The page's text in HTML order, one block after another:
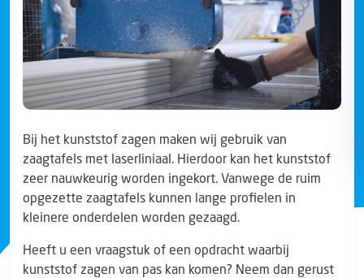
Bij het kunststof zagen maken wij gebruik van
zaagtafels met laserliniaal. Hierdoor kan het kunststof
zeer nauwkeurig worden ingekort. Vanwege de ruim
opgezette zaagtafels kunnen lange profielen in
kleinere onderdelen worden gezaagd.
Heeft u een vraagstuk of een opdracht waarbij
kunststof zagen van pas kan komen? Neem dan gerust